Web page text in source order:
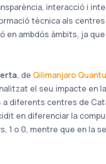
interacció i
tècnica als
en ambdós àmbits, ja que
, de Qilimanjaro
el seu impacte en
diferents centres de
en diferenciar la
1 o 0, mentre que en la